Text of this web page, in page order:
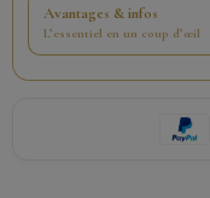
Avantages & infos
L’essentiel en un coup d’œil